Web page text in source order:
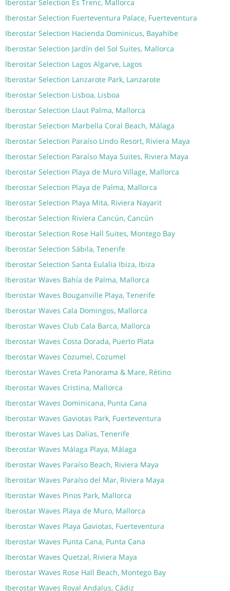
Iberostar Selection Es Trenc, Mallorca
Iberostar Selection Fuerteventura Palace, Fuerteventura
Iberostar Selection Hacienda Dominicus, Bayahibe
Iberostar Selection Jardín del Sol Suites, Mallorca
Iberostar Selection Lagos Algarve, Lagos
Iberostar Selection Lanzarote Park, Lanzarote
Iberostar Selection Lisboa, Lisboa
Iberostar Selection Llaut Palma, Mallorca
Iberostar Selection Marbella Coral Beach, Málaga
Iberostar Selection Paraíso Lindo Resort, Riviera Maya
Iberostar Selection Paraíso Maya Suites, Riviera Maya
Iberostar Selection Playa de Muro Village, Mallorca
Iberostar Selection Playa de Palma, Mallorca
Iberostar Selection Playa Mita, Riviera Nayarit
Iberostar Selection Riviera Cancún, Cancún
Iberostar Selection Rose Hall Suites, Montego Bay
Iberostar Selection Sábila, Tenerife
Iberostar Selection Santa Eulalia Ibiza, Ibiza
Iberostar Waves Bahía de Palma, Mallorca
Iberostar Waves Bouganville Playa, Tenerife
Iberostar Waves Cala Domingos, Mallorca
Iberostar Waves Club Cala Barca, Mallorca
Iberostar Waves Costa Dorada, Puerto Plata
Iberostar Waves Cozumel, Cozumel
Iberostar Waves Creta Panorama & Mare, Rétino
Iberostar Waves Cristina, Mallorca
Iberostar Waves Dominicana, Punta Cana
Iberostar Waves Gaviotas Park, Fuerteventura
Iberostar Waves Las Dalias, Tenerife
Iberostar Waves Málaga Playa, Málaga
Iberostar Waves Paraíso Beach, Riviera Maya
Iberostar Waves Paraíso del Mar, Riviera Maya
Iberostar Waves Pinos Park, Mallorca
Iberostar Waves Playa de Muro, Mallorca
Iberostar Waves Playa Gaviotas, Fuerteventura
Iberostar Waves Punta Cana, Punta Cana
Iberostar Waves Quetzal, Riviera Maya
Iberostar Waves Rose Hall Beach, Montego Bay
Iberostar Waves Royal Andalus, Cádiz